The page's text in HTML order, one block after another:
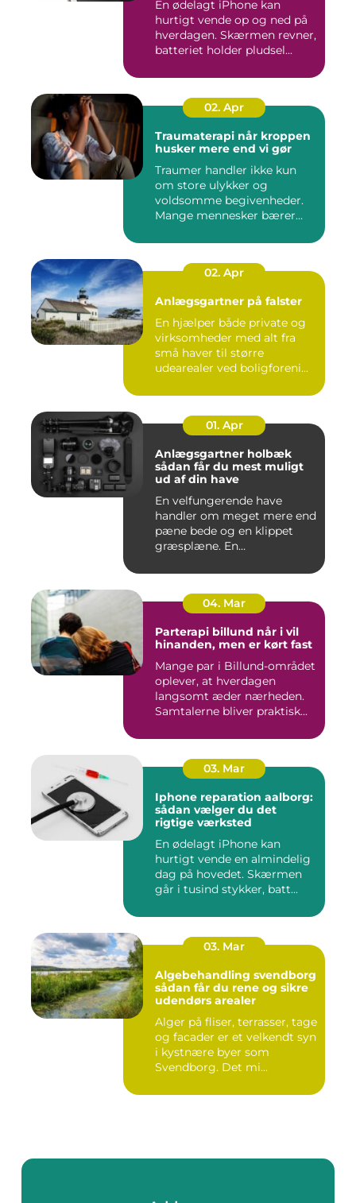
En ødelagt iPhone kan
hurtigt vende op og ned på
hverdagen. Skærmen revner,
batteriet holder pludsel...
02. Apr
Traumaterapi når kroppen
husker mere end vi gør
Traumer handler ikke kun
om store ulykker og
voldsomme begivenheder.
Mange mennesker bærer
02. Apr
Anlægsgartner på falster
En hjælper både private og
virksomheder med alt fra
små haver til større
udearealer ved boligforeni...
01. Apr
Anlægsgartner holbæk
sådan får du mest muligt
ud af din have
En velfungerende have
handler om meget mere end
pæne bede og en klippet
græsplæne. En
04. Mar
Parterapi billund når i vil
hinanden, men er kørt fast
Mange par i Billund-området
oplever, at hverdagen
langsomt æder nærheden.
Samtalerne bliver praktisk...
03. Mar
Iphone reparation aalborg:
sådan vælger du det
rigtige værksted
En ødelagt iPhone kan
hurtigt vende en almindelig
dag på hovedet. Skærmen
går i tusind stykker, batt...
03. Mar
Algebehandling svendborg
sådan får du rene og sikre
udendørs arealer
Alger på fliser, terrasser, tage
og facader er et velkendt syn
i kystnære byer som
Svendborg. Det mi...